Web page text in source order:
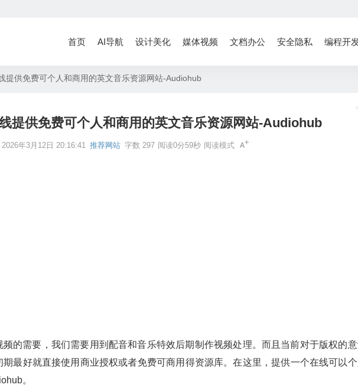
首页 AI导航 设计美化 媒体视频 文档办公 安全隐私 编程开
提供免费可个人和商用的英文音乐资源网站-Audiohub
提供免费可个人和商用的英文音乐资源网站-Audiohub
2026年3月12日 20:16:41 推荐网站 字数 297 阅读0分59秒 阅读模式
的需要，我们需要用到配音和音乐特效后期制作视频处理。而且当前对于版权的
最好就直接使用商业授权或者免费可商用得资源库。在这里，提供一个在线可以
。